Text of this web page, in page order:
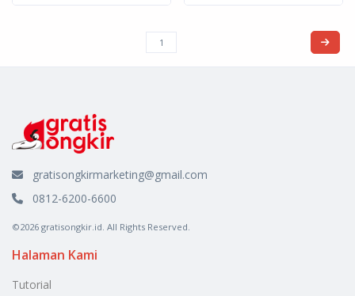
gratisongkirmarketing@gmail.com
0812-6200-6600
©2026 gratisongkir.id. All Rights Reserved.
Halaman Kami
Tutorial